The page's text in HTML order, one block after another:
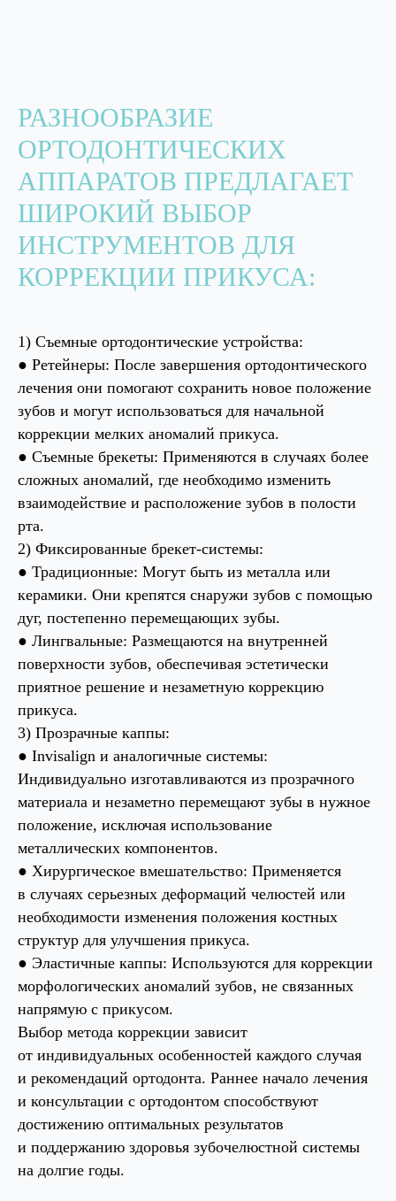
РАЗНООБРАЗИЕ
ОРТОДОНТИЧЕСКИХ
АППАРАТОВ ПРЕДЛАГАЕТ
ШИРОКИЙ ВЫБОР
ИНСТРУМЕНТОВ ДЛЯ
КОРРЕКЦИИ ПРИКУСА:
1) Съемные ортодонтические устройства:
● Ретейнеры: После завершения ортодонтического
лечения они помогают сохранить новое положение
зубов и могут использоваться для начальной
коррекции мелких аномалий прикуса.
● Съемные брекеты: Применяются в случаях более
сложных аномалий, где необходимо изменить
взаимодействие и расположение зубов в полости
рта.
2) Фиксированные брекет-системы:
● Традиционные: Могут быть из металла или
керамики. Они крепятся снаружи зубов с помощью
дуг, постепенно перемещающих зубы.
● Лингвальные: Размещаются на внутренней
поверхности зубов, обеспечивая эстетически
приятное решение и незаметную коррекцию
прикуса.
3) Прозрачные каппы:
● Invisalign и аналогичные системы:
Индивидуально изготавливаются из прозрачного
материала и незаметно перемещают зубы в нужное
положение, исключая использование
металлических компонентов.
● Хирургическое вмешательство: Применяется
в случаях серьезных деформаций челюстей или
необходимости изменения положения костных
структур для улучшения прикуса.
● Эластичные каппы: Используются для коррекции
морфологических аномалий зубов, не связанных
напрямую с прикусом.
Выбор метода коррекции зависит
от индивидуальных особенностей каждого случая
и рекомендаций ортодонта. Раннее начало лечения
и консультации с ортодонтом способствуют
достижению оптимальных результатов
и поддержанию здоровья зубочелюстной системы
на долгие годы.